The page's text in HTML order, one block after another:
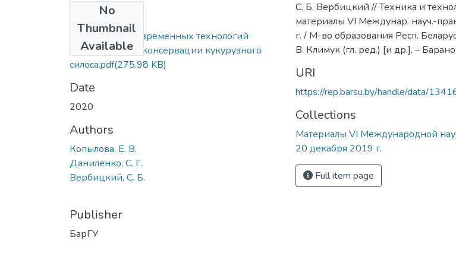
No
Thumbnail
Available
Применение современных технологий
адаптивной биоконсервации кукурузного
силоса.pdf(275.98 KB)
Date
2020
Authors
Копылова, Е. В.
Даниленко, С. Г.
Вербицкий, С. Б.
Publisher
БарГУ
С. Б. Вербицкий // Техника и
материалы VI Междунар. науч.-
г. / М-во образования Респ.
В. Климук (гл. ред.) [и др.]. –
URI
https://rep.barsu.by/handle/data/
Collections
Материалы VI Международной
20 декабря 2019 г.
Full item page